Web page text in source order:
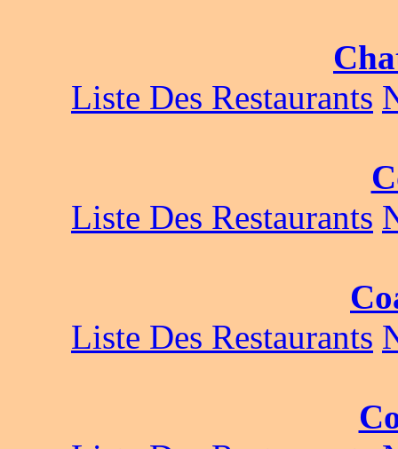
Liste Des Restaurants
Liste Des Restaurants
Liste Des Restaurants